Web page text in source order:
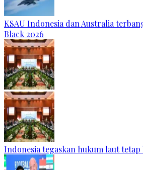
KSAU Indonesia dan Australia
Black 2026
Indonesia tegaskan hukum laut